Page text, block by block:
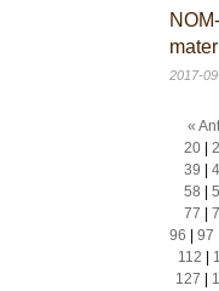
2017-
«
20|
39
58
77
96
97
112
127